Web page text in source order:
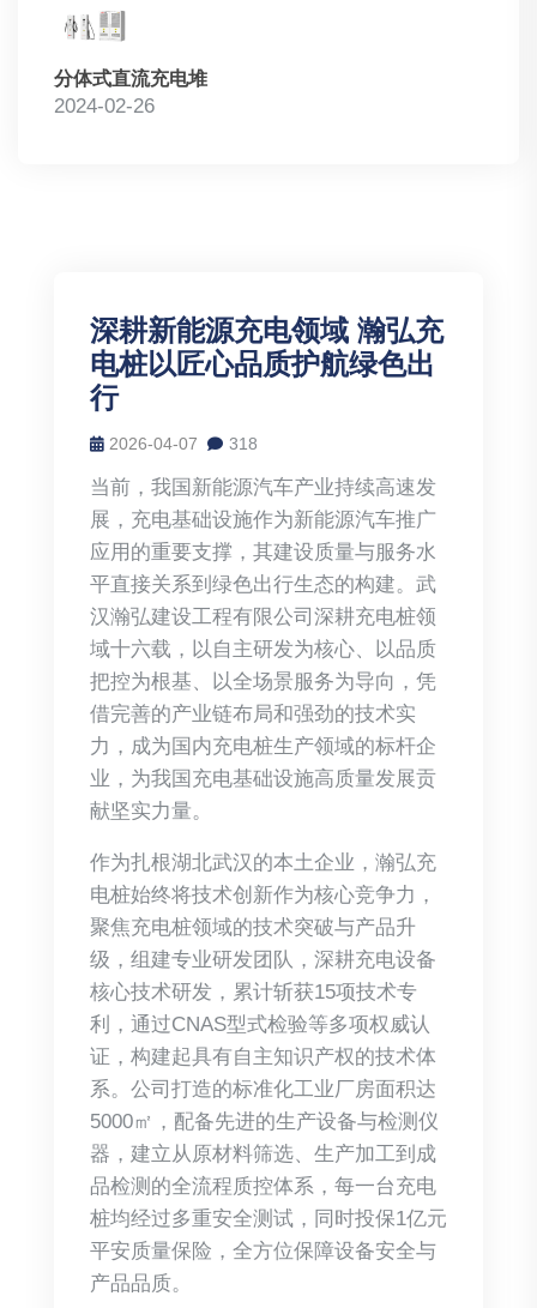
分体式直流充电堆
2024-02-26
深耕新能源充电领域 瀚弘充
电桩以匠心品质护航绿色出
行
2026-04-07 318
当前，我国新能源汽车产业持续高速发
展，充电基础设施作为新能源汽车推广
应用的重要支撑，其建设质量与服务水
平直接关系到绿色出行生态的构建。武
汉瀚弘建设工程有限公司深耕充电桩领
域十六载，以自主研发为核心、以品质
把控为根基、以全场景服务为导向，凭
借完善的产业链布局和强劲的技术实
力，成为国内充电桩生产领域的标杆企
业，为我国充电基础设施高质量发展贡
献坚实力量。
作为扎根湖北武汉的本土企业，瀚弘充
电桩始终将技术创新作为核心竞争力，
聚焦充电桩领域的技术突破与产品升
级，组建专业研发团队，深耕充电设备
核心技术研发，累计斩获15项技术专
利，通过CNAS型式检验等多项权威认
证，构建起具有自主知识产权的技术体
系。公司打造的标准化工业厂房面积达
5000㎡，配备先进的生产设备与检测仪
器，建立从原材料筛选、生产加工到成
品检测的全流程质控体系，每一台充电
桩均经过多重安全测试，同时投保1亿元
平安质量保险，全方位保障设备安全与
产品品质。